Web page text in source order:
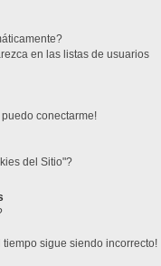
en las listas de usuarios
conectarme!
del Sitio"?
sigue siendo incorrecto!